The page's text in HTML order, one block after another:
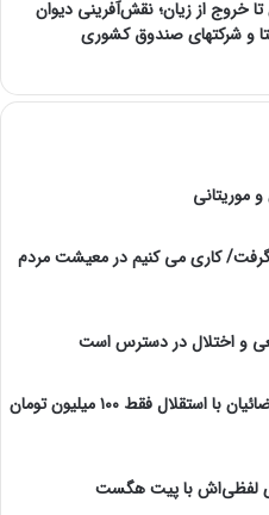
تا خروج از زیان؛ نقش‌آفرینی دیوان
و شرکتهای صندوق کشوری
و موریتانی
گرفت/ کاری می کنیم در معیشت مردم
و اختلال در دسترس است
عجیب اما واقعی: رقم فسخ قرارداد رضائیان با استقلال فقط ۱۰۰ میلیون تومان
لفظی‌اش با پیت هگست